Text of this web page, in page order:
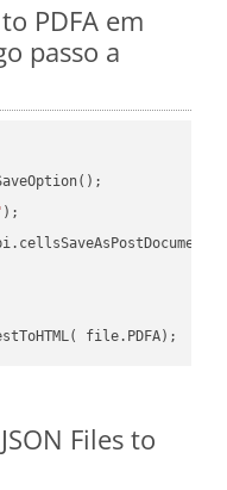
PDFA em
passo a
);
Files to